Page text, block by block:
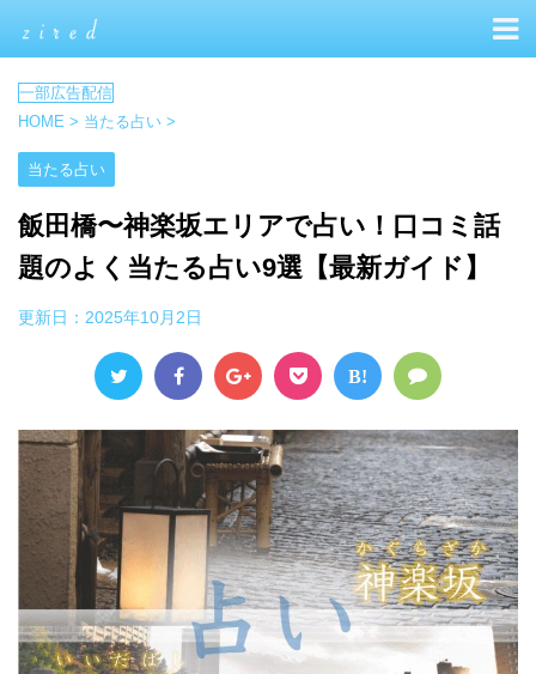
HOME > 当たる占い >
当たる占い
飯田橋〜神楽坂エリアで占い！口コミ話
題のよく当たる占い9選【最新ガイド】
更新日： 2025年10月2日
B!